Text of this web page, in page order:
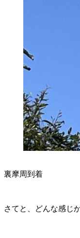
裏摩周到着
さてと、どんな感じ